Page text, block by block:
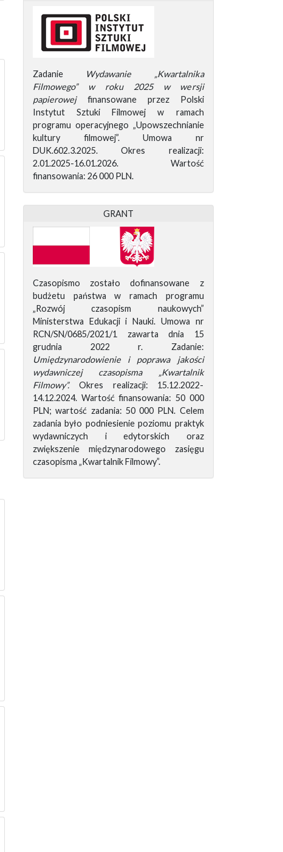
Zadanie
Wydawanie „Kwartalnika
Filmowego” w roku 2025 w wersji
papierowejfinansowane przez Polski
Instytut Sztuki Filmowej w ramach
programu operacyjnego „Upowszechnianie
kultury filmowej”. Umowa nr
DUK.602.3.2025. Okres realizacji:
2.01.2025-16.01.2026. Wartość
finansowania: 26 000 PLN.
GRANT
Czasopismo zostało dofinansowane z
budżetu państwa w ramach programu
„Rozwój czasopism naukowych”
Ministerstwa Edukacji i Nauki. Umowa nr
RCN/SN/0685/2021/1 zawarta dnia 15
grudnia 2022 r. Zadanie:
Umiędzynarodowienie i poprawa jakości
wydawniczej czasopisma „Kwartalnik
Filmowy”.Okres realizacji: 15.12.2022-
14.12.2024. Wartość finansowania: 50 000
PLN; wartość zadania: 50 000 PLN. Celem
zadania było podniesienie poziomu praktyk
wydawniczych i edytorskich oraz
zwiększenie międzynarodowego zasięgu
czasopisma „Kwartalnik Filmowy”.